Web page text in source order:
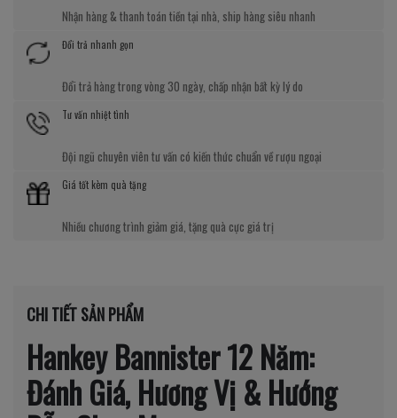
Nhận hàng & thanh toán tiền tại nhà, ship hàng siêu nhanh
Đổi trả nhanh gọn
Đổi trả hàng trong vòng 30 ngày, chấp nhận bất kỳ lý do
Tư vấn nhiệt tình
Đội ngũ chuyên viên tư vấn có kiến thức chuẩn về rượu ngoại
Giá tốt kèm quà tặng
Nhiều chương trình giảm giá, tặng quà cực giá trị
CHI TIẾT SẢN PHẨM
Hankey Bannister 12 Năm:
Đánh Giá, Hương Vị & Hướng